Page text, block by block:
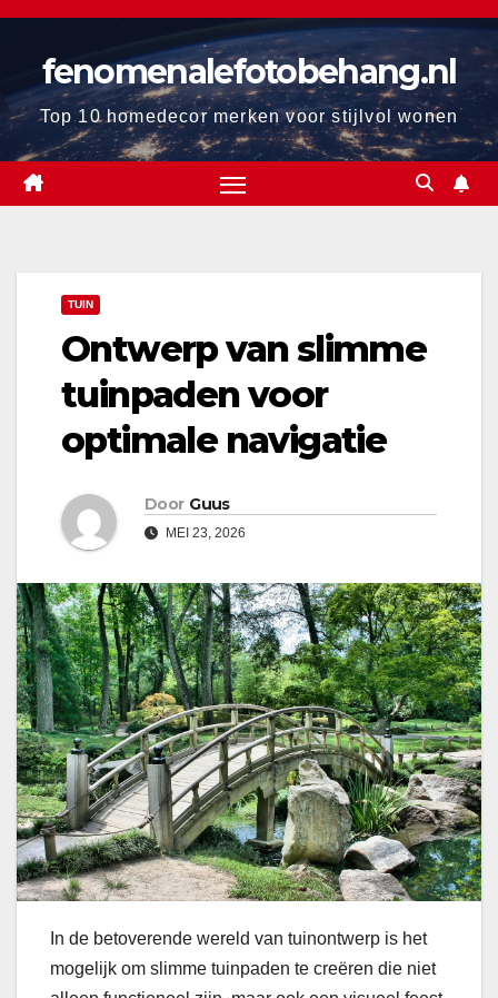
Ga
inhoud
fenomenalefotobehang.nl
Top 10 homedecor merken voor stijlvol wonen
TUIN
Ontwerp van slimme
tuinpaden voor
optimale navigatie
Door Guus
MEI 23, 2026
In de betoverende wereld van tuinontwerp is het
mogelijk om slimme tuinpaden te creëren die niet